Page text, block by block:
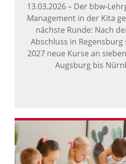
13.03.2026– Der
Management in der Kita
nächste Runde: Nach
Abschluss in
2027 neue Kurse an
Augsburg bis